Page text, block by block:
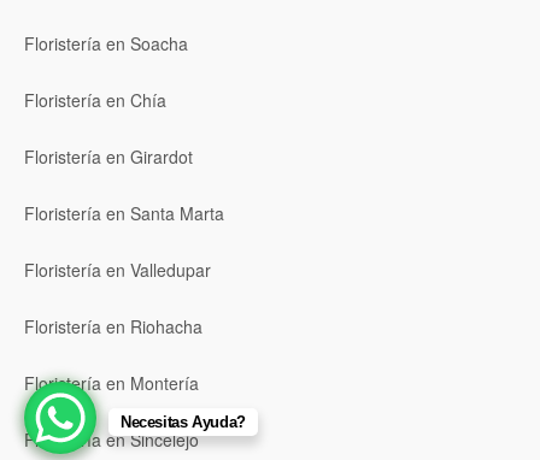
Floristería en Soacha
Floristería en Chía
Floristería en Girardot
Floristería en Santa Marta
Floristería en Valledupar
Floristería en Riohacha
Floristería en Montería
Floristería en Sincelejo
Necesitas Ayuda?